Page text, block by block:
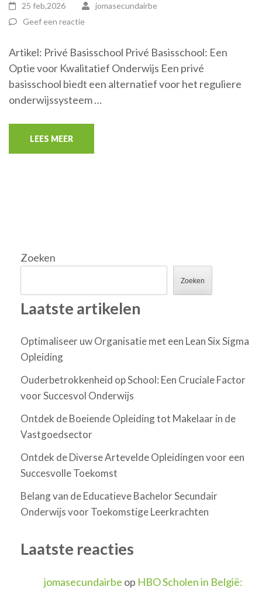
25 feb,2026
jomasecundairbe
Geef een reactie
Artikel: Privé Basisschool Privé Basisschool: Een
Optie voor Kwalitatief Onderwijs Een privé
basisschool biedt een alternatief voor het reguliere
onderwijssysteem …
LEES MEER
Zoeken
Zoeken
Laatste artikelen
Optimaliseer uw Organisatie met een Lean Six Sigma
Opleiding
Ouderbetrokkenheid op School: Een Cruciale Factor
voor Succesvol Onderwijs
Ontdek de Boeiende Opleiding tot Makelaar in de
Vastgoedsector
Ontdek de Diverse Artevelde Opleidingen voor een
Succesvolle Toekomst
Belang van de Educatieve Bachelor Secundair
Onderwijs voor Toekomstige Leerkrachten
Laatste reacties
jomasecundairbe op HBO Scholen in België: